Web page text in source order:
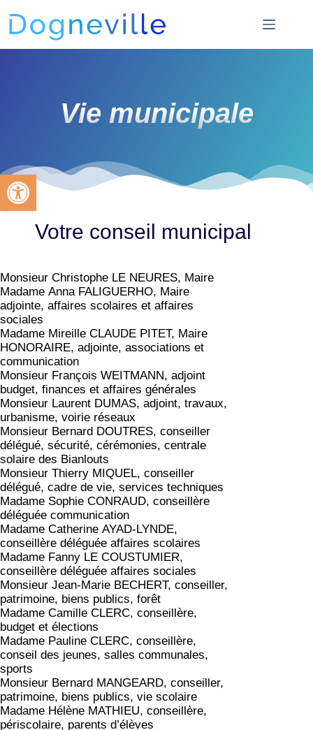
Ouvrir la barre d’outils
Vie municipale
Votre conseil municipal
Monsieur Christophe LE NEURES, Maire
Madame Anna FALIGUERHO, Maire
adjointe, affaires scolaires et affaires
sociales
Madame Mireille CLAUDE PITET, Maire
HONORAIRE, adjointe, associations et
communication
Monsieur François WEITMANN, adjoint
budget, finances et affaires générales
Monsieur Laurent DUMAS, adjoint, travaux,
urbanisme, voirie réseaux
Monsieur Bernard DOUTRES, conseiller
délégué, sécurité, cérémonies, centrale
solaire des Bianlouts
Monsieur Thierry MIQUEL, conseiller
délégué, cadre de vie, services techniques
Madame Sophie CONRAUD, conseillère
déléguée communication
Madame Catherine AYAD-LYNDE,
conseillère déléguée affaires scolaires
Madame Fanny LE COUSTUMIER,
conseillère déléguée affaires sociales
Monsieur Jean-Marie BECHERT, conseiller,
patrimoine, biens publics, forêt
Madame Camille CLERC, conseillère,
budget et élections
Madame Pauline CLERC, conseillère,
conseil des jeunes, salles communales,
sports
Monsieur Bernard MANGEARD, conseiller,
patrimoine, biens publics, vie scolaire
Madame Hélène MATHIEU, conseillère,
périscolaire, parents d’élèves